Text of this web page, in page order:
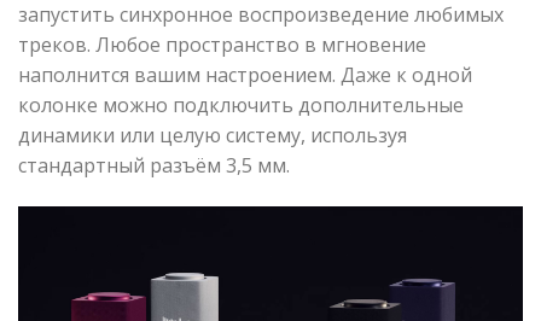
запустить синхронное воспроизведение любимых
треков. Любое пространство в мгновение
наполнится вашим настроением. Даже к одной
колонке можно подключить дополнительные
динамики или целую систему, используя
стандартный разъём 3,5 мм.